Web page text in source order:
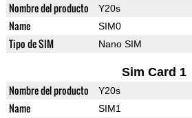
Nombre del producto Y20s
Name SIM0
Tipo de SIM Nano SIM
Sim Card 1
Nombre del producto Y20s
Name SIM1